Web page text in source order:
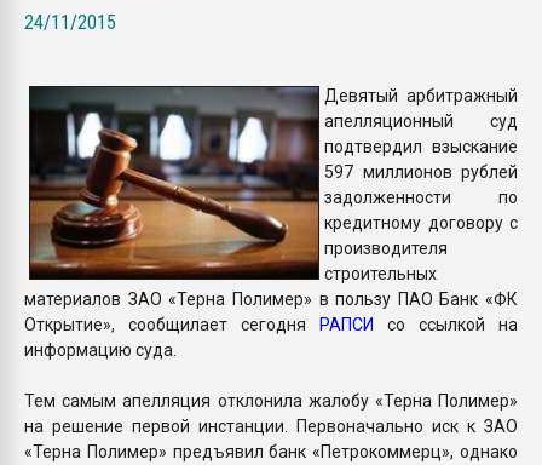
24/11/2015
Девятый арбитражный
апелляционный суд
подтвердил взыскание
597 миллионов рублей
задолженности по
кредитному договору с
производителя
строительных
материалов ЗАО «Терна Полимер» в пользу ПАО Банк «ФК
Открытие», сообщилает сегодня РАПСИ со ссылкой на
информацию суда.
Тем самым апелляция отклонила жалобу «Терна Полимер»
на решение первой инстанции. Первоначально иск к ЗАО
«Терна Полимер» предъявил банк «Петрокоммерц», однако